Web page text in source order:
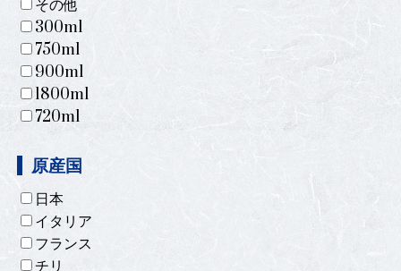
その他
300ml
750ml
900ml
1800ml
720ml
原産国
日本
イタリア
フランス
チリ